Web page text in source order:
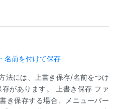
名前を付けて保存
法には、上書き保存/名前をつけ
があります。 上書き保存 ファ
き保存する場合、メニューバー